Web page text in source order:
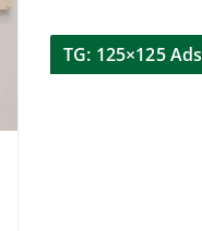
TG: 125×125 Ads